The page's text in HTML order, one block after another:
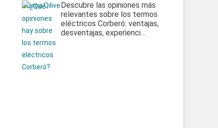
Descubre las opiniones más
relevantes sobre los termos
eléctricos Corberó: ventajas,
desventajas, experienci…